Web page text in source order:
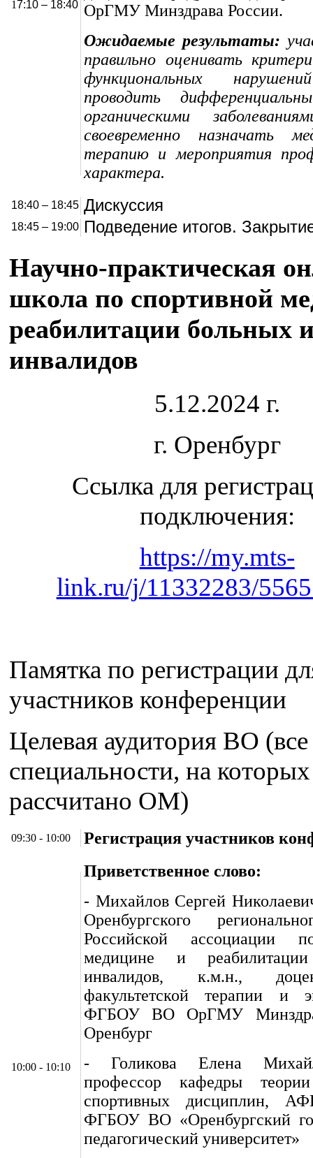
17:10 – 18:40 ОрГМУ Минздрава России.
Ожидаемые результаты:
правильно оценивать
функциональных
проводить
органическими
своевременно назначать
терапию и мероприятия
характера.
18:40 – 18:45 Дискуссия
18:45 – 19:00 Подведение итогов.
Научно-практическая
школа по спортивной
реабилитации больных
инвалидов
5.12.2024 г.
г. Оренбург
Ссылка для
подключения:
https://my.mts-
link.ru/j/11332283/
Памятка по регистрации
участников конференции
Целевая аудитория ВО (все
специальности, на которых
рассчитано ОМ)
09:30 - 10:00 Регистрация участников
10:00 - 10:10
Приветственное слово:
- Михайлов Сергей
Оренбургского
Российской ассоциации
медицине и
инвалидов, к.м.н.,
факультетской терапии и
ФГБОУ ВО ОрГМУ
Оренбург
- Голикова Елена
профессор кафедры
спортивных дисциплин,
ФГБОУ ВО «Оренбургский
педагогический университет»